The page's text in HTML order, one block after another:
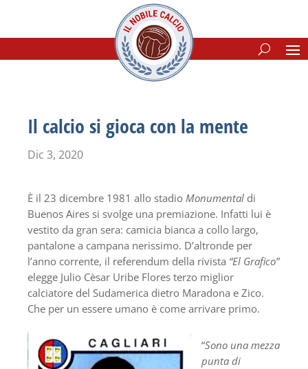
Il calcio si gioca con la mente
Dic 3, 2020
È il 23 dicembre 1981 allo stadio Monumental di
Buenos Aires si svolge una premiazione. Infatti lui è
vestito da gran sera: camicia bianca a collo largo,
pantalone a campana nerissimo. D’altronde per
l’anno corrente, il referendum della rivista “El Grafico”
elegge Julio Cèsar Uribe Flores terzo miglior
calciatore del Sudamerica dietro Maradona e Zico.
Che per un essere umano è come arrivare primo.
“Sono una mezza
punta di